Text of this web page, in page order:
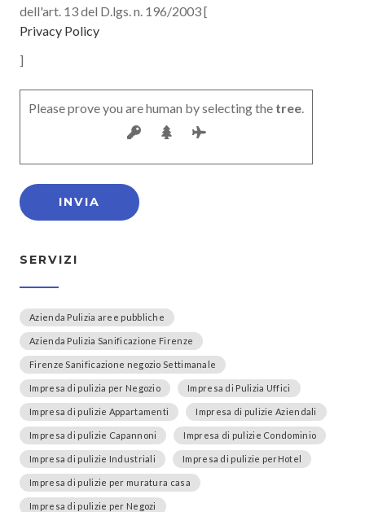
dell'art. 13 del D.lgs. n. 196/2003 [
Privacy Policy
]
Please prove you are human by selecting the tree.
SERVIZI
Azienda Pulizia aree pubbliche
Azienda Pulizia Sanificazione Firenze
Firenze Sanificazione negozio Settimanale
Impresa di pulizia per Negozio Impresa di Pulizia Uffici
Impresa di pulizie Appartamenti Impresa di pulizie Aziendali
Impresa di pulizie Capannoni Impresa di pulizie Condominio
Impresa di pulizie Industriali Impresa di pulizie perHotel
Impresa di pulizie per muratura casa
Impresa di pulizie per Negozi